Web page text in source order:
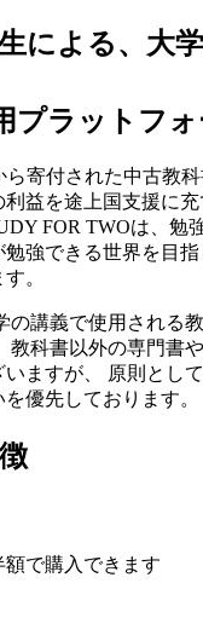
による、大
プラットフォ
ら寄付された中古教
益を途上国支援に
FOR TWOは、勉
強できる世界を目指
。
講義で使用される
教科書以外の専門書
ますが、 原則とし
優先しております。
で購入できます